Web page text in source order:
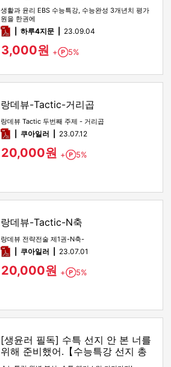
생활과 윤리 EBS 수능특강, 수능완성 3개년치 평가
원을 한권에
pdf하루4지문 23.09.04
3,000원 + Point
5%
랑데뷰-Tactic-거리곱
랑데뷰 Tactic 두번째 주제 - 거리곱
pdf쿠아일러 23.07.12
20,000원 + Point
5%
랑데뷰-Tactic-N축
랑데뷰 전략전술 제1권-N축-
pdf쿠아일러 23.07.01
20,000원 + Point
5%
[생윤러 필독] 수특 선지 안 본 너를
위해 준비했어.【수능특강 선지 총
정리】